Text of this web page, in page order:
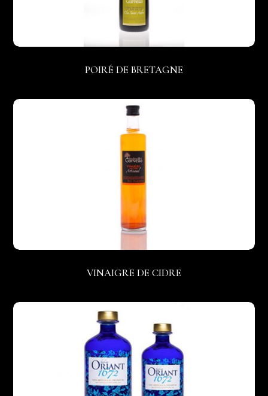
POIRÉ DE BRETAGNE
VINAIGRE DE CIDRE